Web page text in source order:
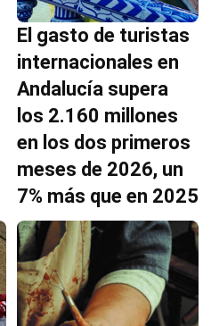
El gasto de turistas
internacionales en
Andalucía supera
los 2.160 millones
en los dos primeros
meses de 2026, un
7% más que en 2025